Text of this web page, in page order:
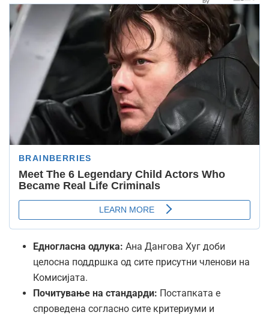
Едногласна одлука: Ана Дангова Хуг доби
целосна поддршка од сите присутни членови на
Комисијата.
Почитување на стандарди: Постапката е
спроведена согласно сите критериуми и